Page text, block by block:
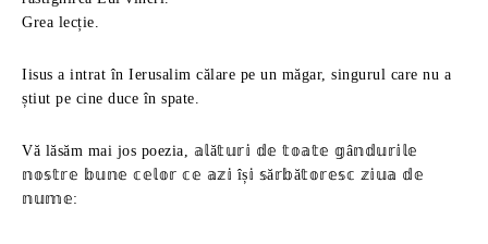
Grea lecție.
Iisus a intrat în Ierusalim călare pe un măgar, singurul care nu a
știut pe cine duce în spate.
Vă lăsăm mai jos poezia, 𝕒𝕝ă𝕥𝕦𝕣𝕚 𝕕𝕖 𝕥𝕠𝕒𝕥𝕖 𝕘â𝕟𝕕𝕦𝕣𝕚𝕝𝕖
𝕟𝕠𝕤𝕥𝕣𝕖 𝕓𝕦𝕟𝕖 𝕔𝕖𝕝𝕠𝕣 𝕔𝕖 𝕒𝕫𝕚 îș𝕚 𝕤ă𝕣𝕓ă𝕥𝕠𝕣𝕖𝕤𝕔 𝕫𝕚𝕦𝕒 𝕕𝕖
𝕟𝕦𝕞𝕖: